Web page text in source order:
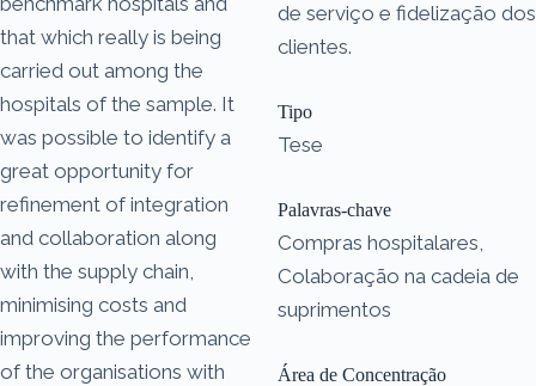
that which really is being
carried out among the
hospitals of the sample. It
was possible to identify a
great opportunity for
refinement of integration
and collaboration along
with the supply chain,
minimising costs and
improving the performance
of the organisations with
de serviço e fidelização dos
clientes.
Tipo
Tese
Palavras-chave
Compras hospitalares,
Colaboração na cadeia de
suprimentos
Área de Concentração